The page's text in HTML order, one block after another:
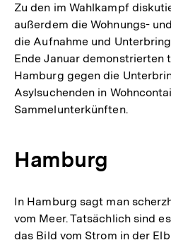
Zu den im Wahlkampf
außerdem die Wohnungs-
die Aufnahme und
Ende Januar demonstrierten
Hamburg gegen die
Asylsuchenden in
Sammelunterkünften.
Hamburg
In Hamburg sagt man
vom Meer. Tatsächlich sind
das Bild vom Strom in der